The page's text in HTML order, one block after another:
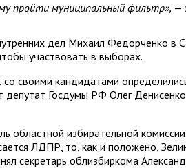
пройти муниципальный фильтр», —
дел Михаил Федорченко в
участвовать в выборах.
со своими кандидатами
Госдумы РФ Олег
областной избирательной
ЛДПР, то, как и положено,
секретарь облизбиркома